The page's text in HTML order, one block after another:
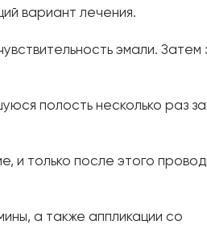
вариант лечения.
эмали. Затем
полость несколько раз
и только после этого
а также аппликации со